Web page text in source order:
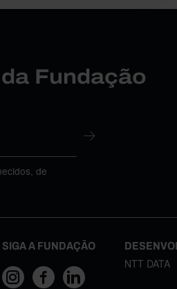
Fundação
de
SIGA A FUNDAÇÃO
NTT DATA